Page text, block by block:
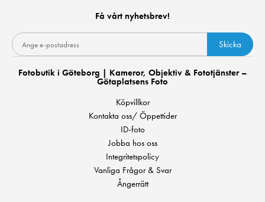
Få vårt nyhetsbrev!
Skicka
Fotobutik i Göteborg | Kameror, Objektiv & Fototjänster –
Götaplatsens Foto
Köpvillkor
Kontakta oss/ Öppettider
ID-foto
Jobba hos oss
Integritetspolicy
Vanliga Frågor & Svar
Ångerrätt